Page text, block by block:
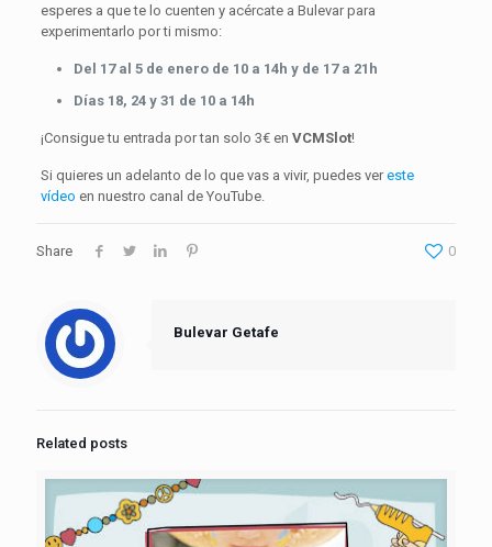
esperes a que te lo cuenten y acércate a Bulevar para
experimentarlo por ti mismo:
Del 17 al 5 de enero de 10 a 14h y de 17 a 21h
Días 18, 24 y 31 de 10 a 14h
¡Consigue tu entrada por tan solo 3€ en VCMSlot!
Si quieres un adelanto de lo que vas a vivir, puedes vereste
vídeo en nuestro canal de YouTube.
Share 0
Bulevar Getafe
Related posts